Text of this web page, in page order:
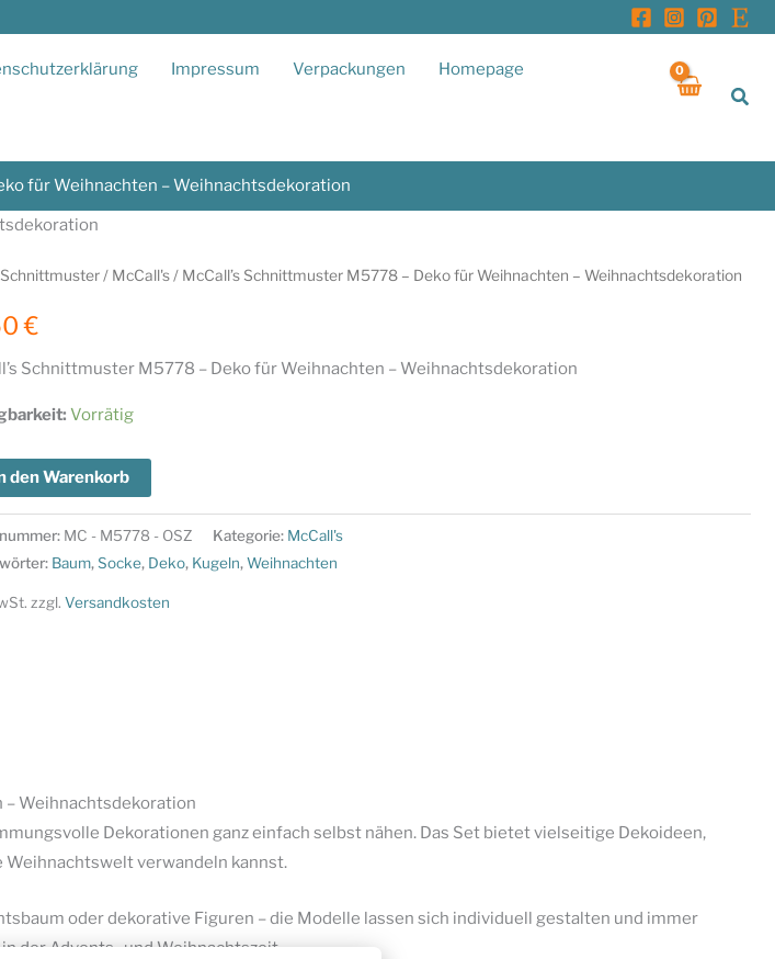
Impressum Verpackungen Homepage
für Weihnachten – Weihnachtsdekoration
Schnittmuster/ McCall's/ McCall’s Schnittmuster M5778 – Deko für Weihnachten – Weihnachtsdekoration
€
Schnittmuster M5778 – Deko für Weihnachten – Weihnachtsdekoration
Vorrätig
den Warenkorb
MC - M5778 - OSZ Kategorie: McCall's
Baum,Socke, Deko, Kugeln,Weihnachten
zzgl. Versandkosten
– Weihnachtsdekoration
Dekorationen ganz einfach selbst nähen. Das Set bietet vielseitige Dekoideen,
verwandeln kannst.
oder dekorative Figuren – die Modelle lassen sich individuell gestalten und immer
der Advents- und Weihnachtszeit.